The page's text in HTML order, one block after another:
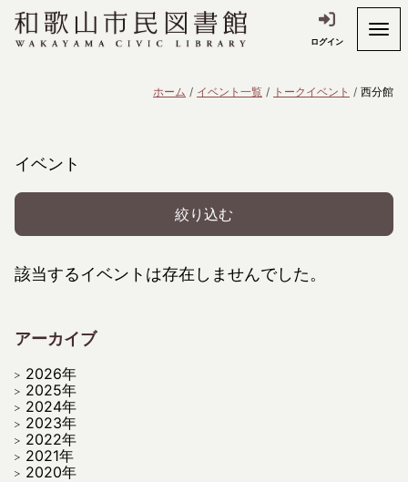
ログイン
ホーム イベント一覧 トークイベント 西分館
イベント
絞り込む
該当するイベントは存在しませんでした。
アーカイブ
2026年
2025年
2024年
2023年
2022年
2021年
2020年